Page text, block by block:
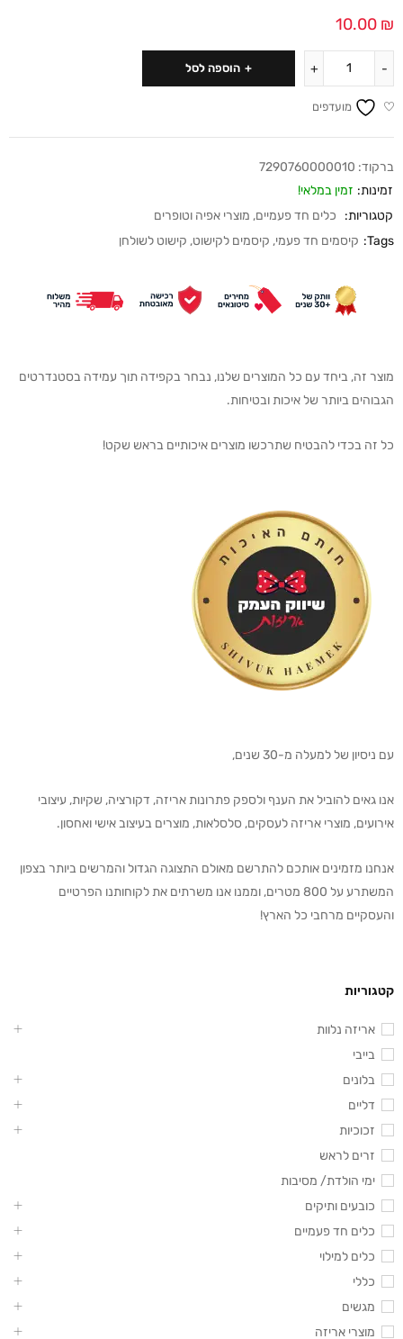
10.00 ₪
הוספה לסל
מועדפים
ברקוד: 7290760000010
זמינות: זמין במלאי!
קטגוריות:
כלים חד פעמיים, מוצרי אפיה וטופרים
Tags: קיסמים חד פעמי, קיסמים לקישוט, קישוט לשולחן
מוצר זה, ביחד עם כל המוצרים שלנו, נבחר בקפידה תוך עמידה בסטנדרטים
הגבוהים ביותר של איכות ובטיחות.
כל זה בכדי להבטיח שתרכשו מוצרים איכותיים בראש שקט!
עם ניסיון של למעלה מ-30 שנים,
אנו גאים להוביל את הענף ולספק פתרונות אריזה, דקורציה, שקיות, עיצובי
אירועים, מוצרי אריזה לעסקים, סלסלאות, מוצרים בעיצוב אישי ואחסון.
אנחנו מזמינים אותכם להתרשם מאולם התצוגה הגדול והמרשים ביותר בצפון
המשתרע על 800 מטרים, וממנו אנו משרתים את לקוחותנו הפרטיים
והעסקיים מרחבי כל הארץ!
קטגוריות
אריזה נלוות
בייבי
בלונים
דליים
זכוכיות
זרים לראש
ימי הולדת/ מסיבות
כובעים ותיקים
כלים חד פעמיים
כלים למילוי
כללי
מגשים
מוצרי אריזה